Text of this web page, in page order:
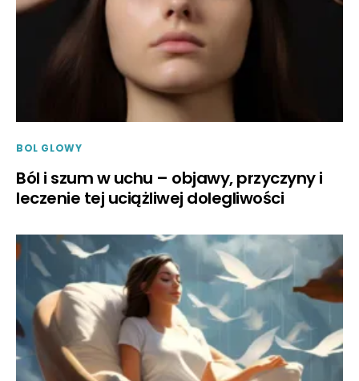
BOL GLOWY
Ból i szum w uchu – objawy, przyczyny i
leczenie tej uciążliwej dolegliwości